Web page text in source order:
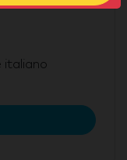
italiano